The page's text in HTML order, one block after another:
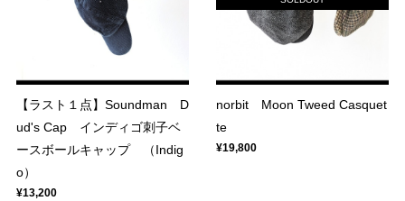
【ラスト１点】Soundman D
ud's Cap インディゴ刺子ベ
ースボールキャップ （Indig
o）
¥13,200
norbit Moon Tweed Casquet
te
¥19,800